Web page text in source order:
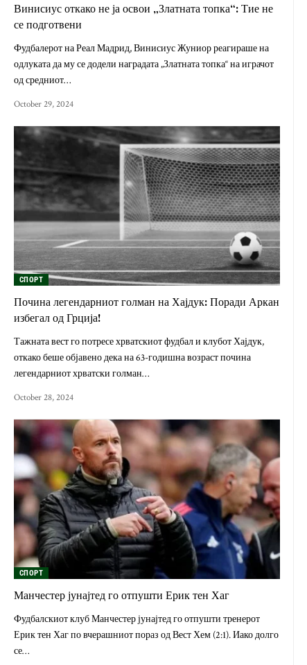
Винисиус откако не ја освои „Златната топка“: Тие не
се подготвени
Фудбалерот на Реал Мадрид, Винисиус Жуниор реагираше на
одлуката да му се додели наградата „Златната топка“ на играчот
од средниот…
October 29, 2024
СПОРТ
Почина легендарниот голман на Хајдук: Поради Аркан
избегал од Грција!
Тажната вест го потресе хрватскиот фудбал и клубот Хајдук,
откако беше објавено дека на 63-годишна возраст почина
легендарниот хрватски голман…
October 28, 2024
СПОРТ
Манчестер јунајтед го отпушти Ерик тен Хаг
Фудбалскиот клуб Манчестер јунајтед го отпушти тренерот
Ерик тен Хаг по вчерашниот пораз од Вест Хем (2:1). Иако долго
се…